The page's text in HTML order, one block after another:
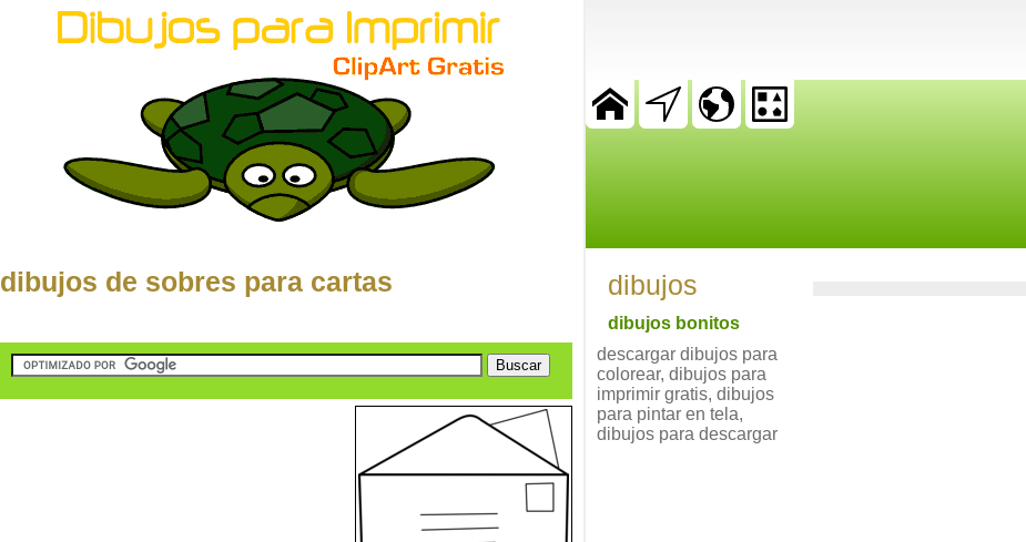
dibujos de sobres para cartas dibujos
dibujos bonitos
descargar dibujos para
colorear, dibujos para
imprimir gratis, dibujos
para pintar en tela,
dibujos para descargar